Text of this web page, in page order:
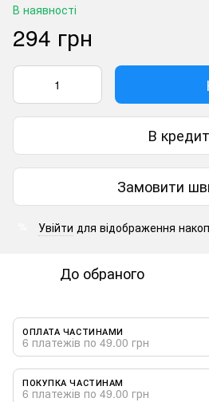
В наявності
294 грн
В кредит
Замовити
Увійти для відображення
До обраного
ОПЛАТА ЧАСТИНАМИ
6 платежів по 49.00 грн
ПОКУПКА ЧАСТИНАМ
6 платежів по 49.00 грн